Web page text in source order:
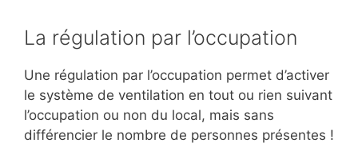
La régulation par l’occupation
Une régulation par l’occupation permet d’activer
le système de ventilation en tout ou rien suivant
l’occupation ou non du local, mais sans
différencier le nombre de personnes présentes !